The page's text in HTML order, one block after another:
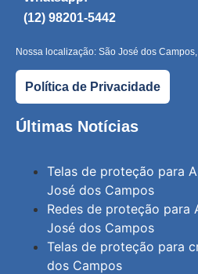
(12) 98201-5442
Nossa localização: São José dos
Política de Privacidade
Últimas Notícias
Telas de proteção para
José dos Campos
Redes de proteção para
José dos Campos
Telas de proteção para
dos Campos